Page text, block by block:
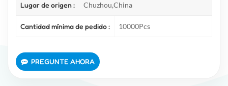
Lugar de origen : Chuzhou,China
Cantidad mínima de pedido : 10000Pcs
PREGUNTE AHORA